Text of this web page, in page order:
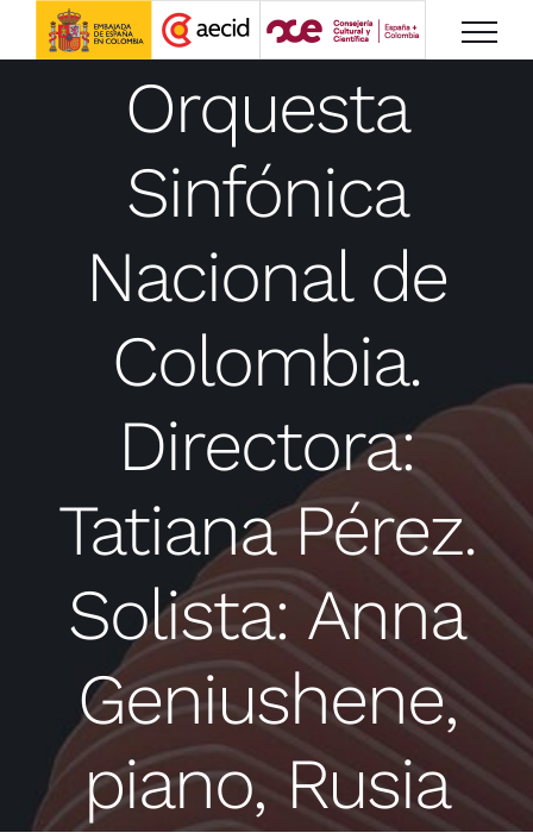
Saltar
Orquesta
Sinfónica
Nacional de
Colombia.
Directora:
Tatiana Pérez.
Solista: Anna
Geniushene,
piano, Rusia